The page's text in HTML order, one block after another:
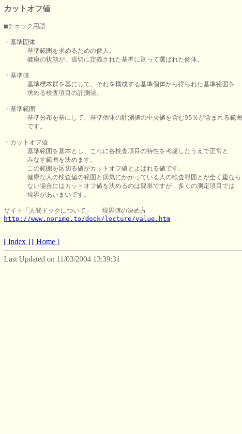
カットオフ値
■チェック用語
・基準固体
基準範囲を求めるための個人。
      健康の状態が、適切に定義された基準に則って選ばれた個体。
・基準値
基準標本群を基にして、それを構成する基準個体から得られた基準範囲を
      求める検査項目の計測値。
・基準範囲
基準分布を基にして、基準個体の計測値の中央値を含む95％が含まれる範囲
      です。
・カットオフ値
基準範囲を基本とし、これに各検査項目の特性を考慮したうえで正常と
      みなす範囲を決めます。
      この範囲を区切る値がカットオフ値とよばれる値です。
      健康な人の検査値の範囲と病気にかかっている人の検査範囲とが全く重なら
      ない場合にはカットオフ値を決めるのは簡単ですが，多くの測定項目では
      境界があいまいです。
http://www.norimo.to/dock/lecture/value.htm
[ Index ] [ Home ]
Last Updated on 11/03/2004 13:39:31